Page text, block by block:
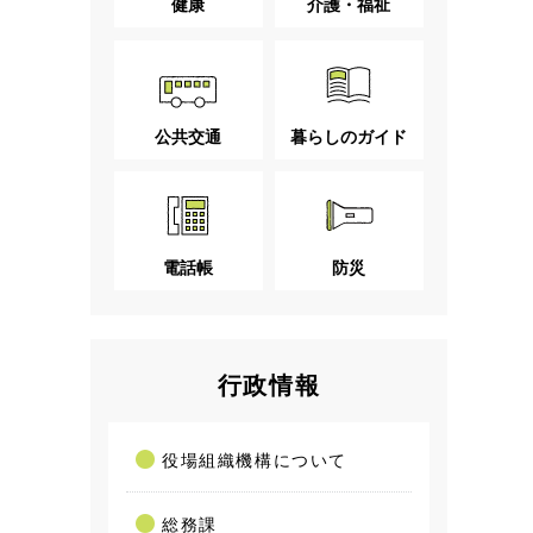
公共交通 暮らしのガイド
電話帳 防災
行政情報
役場組織機構について
総務課